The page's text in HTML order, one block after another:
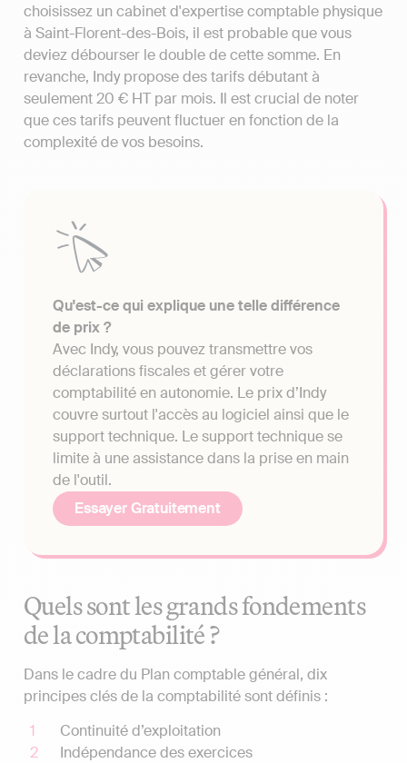
choisissez un cabinet d'expertise comptable physique
à Saint-Florent-des-Bois, il est probable que vous
deviez débourser le double de cette somme. En
revanche, Indy propose des tarifs débutant à
seulement 20 € HT par mois. Il est crucial de noter
que ces tarifs peuvent fluctuer en fonction de la
complexité de vos besoins.
Qu'est-ce qui explique une telle différence
de prix ?
Avec Indy, vous pouvez transmettre vos
déclarations fiscales et gérer votre
comptabilité en autonomie. Le prix d’Indy
couvre surtout l'accès au logiciel ainsi que le
support technique. Le support technique se
limite à une assistance dans la prise en main
de l'outil.
Essayer Gratuitement
Quels sont les grands fondements
de la comptabilité ?
Dans le cadre du Plan comptable général, dix
principes clés de la comptabilité sont définis :
Continuité d’exploitation
Indépendance des exercices